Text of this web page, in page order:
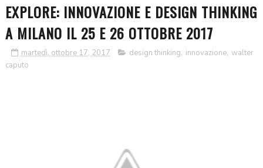
EXPLORE: INNOVAZIONE E DESIGN THINKING
A MILANO IL 25 E 26 OTTOBRE 2017
martedì, ottobre 17, 2017 design thinking, innovazione, walter
caputo